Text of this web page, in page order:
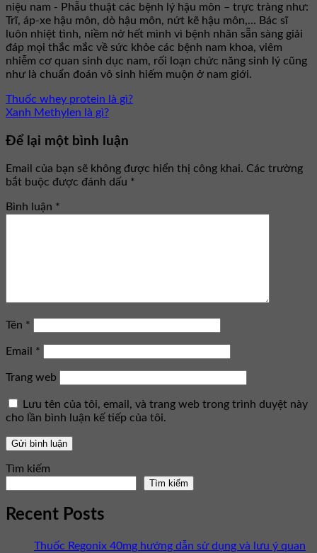
niệu nam - Phẫu thuật các bệnh lý hậu môn – trực tràng như:
Trĩ, áp-xe hậu môn, dò hậu môn, nứt kẽ hậu môn,... Bác sĩ
luôn nhiệt tình, niềm nở hết mình vì bệnh nhân sẵn sàng giải
đáp mọi thắc mắc về sức khỏe các bệnh nam khoa, viêm
nhiễm cơ quan sinh dục nam, rối loạn chức năng sinh lý cũng
như là chuẩn đoán vô sinh hiếm muộn ở nam giới.
Thuốc whey protein là gì?
Xanh Methylen là gì?
Để lại một bình luận
Email của bạn sẽ không được hiển thị công khai. Các trường
bắt buộc được đánh dấu *
Bình luận *
Tên *
Email *
Trang web
Lưu tên của tôi, email, và trang web trong trình duyệt này
cho lần bình luận kế tiếp của tôi.
Tìm kiếm
Tìm kiếm
Recent Posts
Thuốc Regonix 40mg hướng dẫn sử dụng và lưu ý quan